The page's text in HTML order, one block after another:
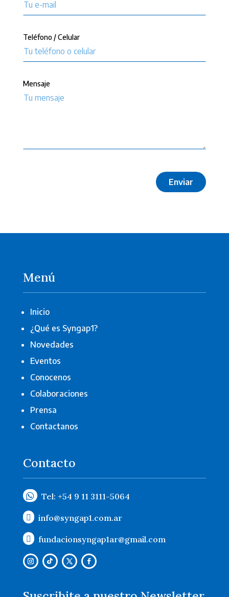
Teléfono / Celular
Mensaje
Menú
Inicio
¿Qué es Syngap1?
Novedades
Eventos
Conocenos
Colaboraciones
Prensa
Contactanos
Contacto
 Tel: +54 9 11 3111-5064
 info@syngap1.com.ar
 fundacionsyngap1ar@gmail.com